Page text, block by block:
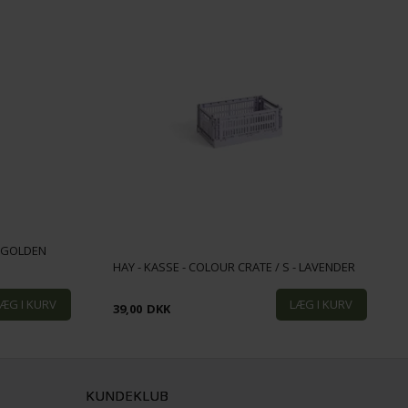
HAY - KASSE - COLOUR CRATE / S - LAVENDER
39,00 DKK
KUNDEKLUB